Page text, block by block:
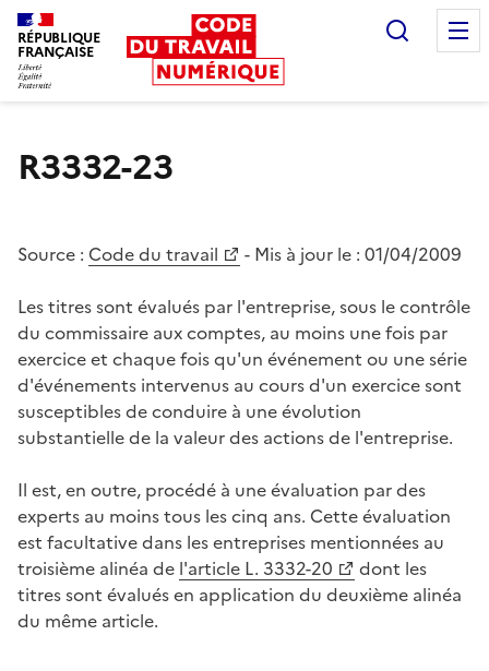
RÉPUBLIQUE
FRANÇAISE
R3332-23
Source : Code du travail - Mis à jour le : 01/04/2009
Les titres sont évalués par l'entreprise, sous le contrôle
du commissaire aux comptes, au moins une fois par
exercice et chaque fois qu'un événement ou une série
d'événements intervenus au cours d'un exercice sont
susceptibles de conduire à une évolution
substantielle de la valeur des actions de l'entreprise.
Il est, en outre, procédé à une évaluation par des
experts au moins tous les cinq ans. Cette évaluation
est facultative dans les entreprises mentionnées au
troisième alinéa de l'article L. 3332-20
dont les
titres sont évalués en application du deuxième alinéa
du même article.